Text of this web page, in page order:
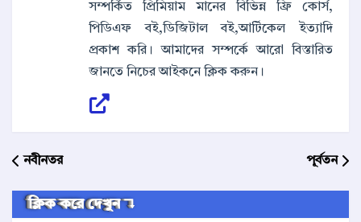
সম্পর্কিত প্রিমিয়াম মানের বিভিন্ন ফ্রি কোর্স,
পিডিএফ বই,ডিজিটাল বই,আর্টিকেল ইত্যাদি
প্রকাশ করি। আমাদের সম্পর্কে আরো বিস্তারিত
জানতে নিচের আইকনে ক্লিক করুন।
নবীনতর পূর্বতন
ক্লিক করে দেখুন ↴